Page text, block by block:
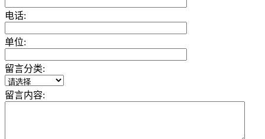
电话:
单位:
留言分类:
留言内容: